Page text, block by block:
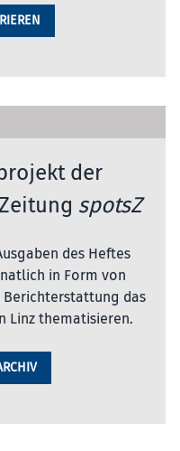
der
spotsZ
des Heftes
in Form von
das
Linz thematisieren.